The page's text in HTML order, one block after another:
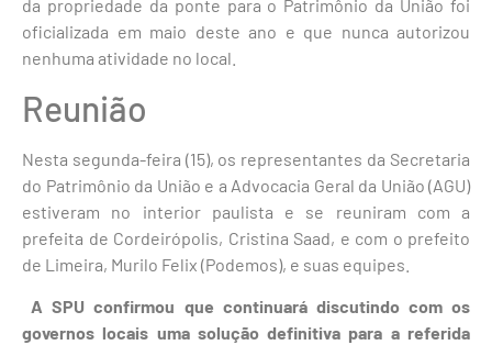
da propriedade da ponte para o Patrimônio da União foi
oficializada em maio deste ano e que nunca autorizou
nenhuma atividade no local.
Reunião
Nesta segunda-feira (15), os representantes da Secretaria
do Patrimônio da União e a Advocacia Geral da União (AGU)
estiveram no interior paulista e se reuniram com a
prefeita de Cordeirópolis, Cristina Saad, e com o prefeito
de Limeira, Murilo Felix (Podemos), e suas equipes.
A SPU confirmou que continuará discutindo com os
governos locais uma solução definitiva para a referida